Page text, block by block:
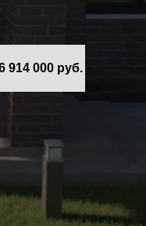
914 000 руб.